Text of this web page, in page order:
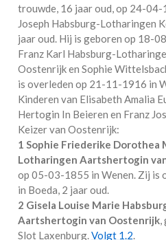
trouwde, 16 jaar oud, op 24-04-
Joseph Habsburg-Lotharingen
jaar oud. Hij is geboren op 18-
Franz Karl Habsburg-
Oostenrijk en Sophie
is overleden op 21-11-1916 in
Kinderen van Elisabeth Amalia
Hertogin In Beieren en Franz
Keizer van Oostenrijk:
1 Sophie Friederike Dorothea
Lotharingen Aartshertogin
op 05-03-1855 in Wenen. Zij is
in Boeda, 2 jaar oud.
2 Gisela Louise Marie
Aartshertogin van Oostenrijk,
Slot Laxenburg.Volgt 1.2.